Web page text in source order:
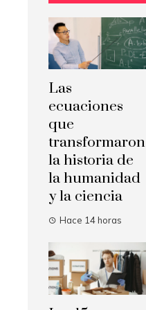
Las
ecuaciones
que
transformaron
la historia de
la humanidad
y la ciencia
Hace 14 horas